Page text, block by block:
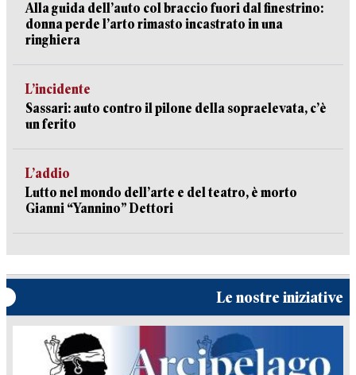
Alla guida dell’auto col braccio fuori dal finestrino:
donna perde l’arto rimasto incastrato in una
ringhiera
L’incidente
Sassari: auto contro il pilone della sopraelevata, c’è
un ferito
L’addio
Lutto nel mondo dell’arte e del teatro, è morto
Gianni “Yannino” Dettori
Le nostre iniziative